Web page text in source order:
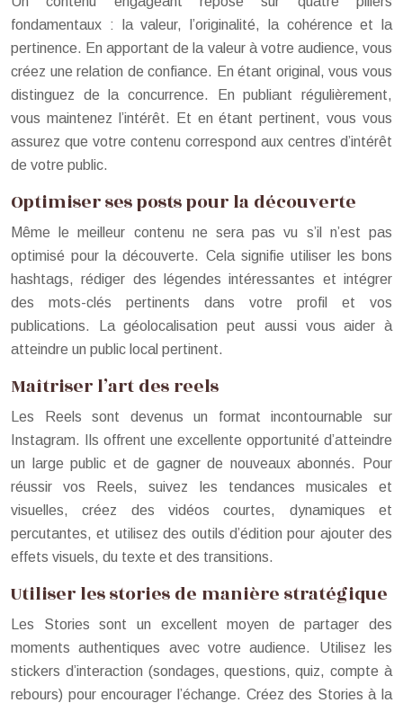
fondamentaux : la valeur, l’originalité, la cohérence et la
pertinence. En apportant de la valeur à votre audience, vous
créez une relation de confiance. En étant original, vous vous
distinguez de la concurrence. En publiant régulièrement,
vous maintenez l’intérêt. Et en étant pertinent, vous vous
assurez que votre contenu correspond aux centres d’intérêt
de votre public.
Optimiser ses posts pour la découverte
Même le meilleur contenu ne sera pas vu s’il n’est pas
optimisé pour la découverte. Cela signifie utiliser les bons
hashtags, rédiger des légendes intéressantes et intégrer
des mots-clés pertinents dans votre profil et vos
publications. La géolocalisation peut aussi vous aider à
atteindre un public local pertinent.
Maîtriser l’art des reels
Les Reels sont devenus un format incontournable sur
Instagram. Ils offrent une excellente opportunité d’atteindre
un large public et de gagner de nouveaux abonnés. Pour
réussir vos Reels, suivez les tendances musicales et
visuelles, créez des vidéos courtes, dynamiques et
percutantes, et utilisez des outils d’édition pour ajouter des
effets visuels, du texte et des transitions.
Utiliser les stories de manière stratégique
Les Stories sont un excellent moyen de partager des
moments authentiques avec votre audience. Utilisez les
stickers d’interaction (sondages, questions, quiz, compte à
rebours) pour encourager l’échange. Créez des Stories à la